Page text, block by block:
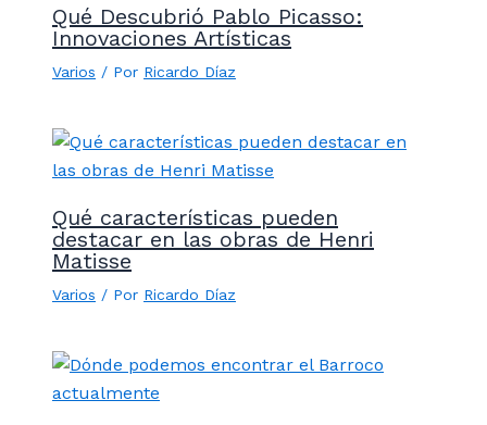
Qué Descubrió Pablo Picasso:
Innovaciones Artísticas
Varios / Por Ricardo Díaz
Qué características pueden
destacar en las obras de Henri
Matisse
Varios / Por Ricardo Díaz